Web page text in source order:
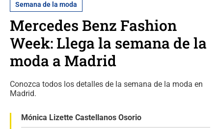
Semana de la moda
Mercedes Benz Fashion
Week: Llega la semana de la
moda a Madrid
Conozca todos los detalles de la semana de la moda en
Madrid.
Mónica Lizette Castellanos Osorio